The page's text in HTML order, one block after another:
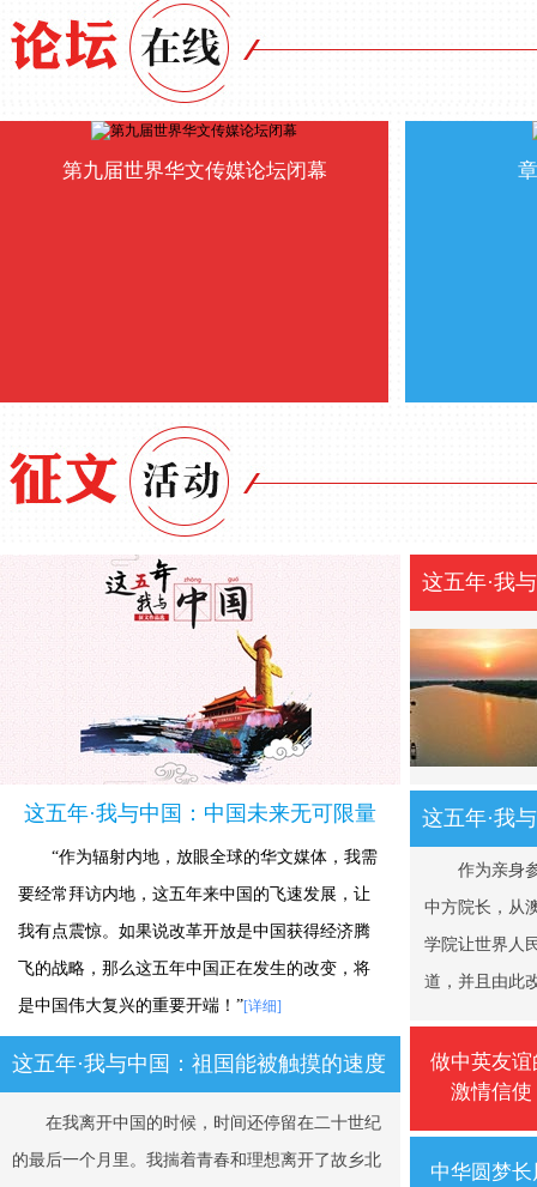
第九届世界华文传媒论坛闭幕
这五年·我与中国：中国未来无可限量
“作为辐射内地，放眼全球的华文媒体，我需
要经常拜访内地，这五年来中国的飞速发展，让
我有点震惊。如果说改革开放是中国获得经济腾
飞的战略，那么这五年中国正在发生的改变，将
是中国伟大复兴的重要开端！”[详细]
这五年·我与中国：祖国能被触摸的速度
在我离开中国的时候，时间还停留在二十世纪
的最后一个月里。我揣着青春和理想离开了故乡北
这五年·我
这五年·我
作为亲身参
中方院长，从
学院让世界人
道，并且由此
做中英友谊
激情信使
中华圆梦长